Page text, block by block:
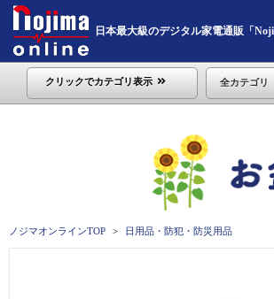
日本最大級のデジタル家電通販「
クリックでカテゴリ表示 全カテゴリ
ノジマオンラインTOP 日用品・防犯・防災用品